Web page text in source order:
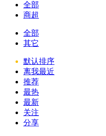
全部
商超
全部
其它
默认排序
离我最近
推荐
最热
最新
关注
分享